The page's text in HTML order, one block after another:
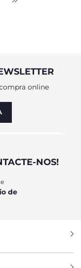
online
NOS!
de